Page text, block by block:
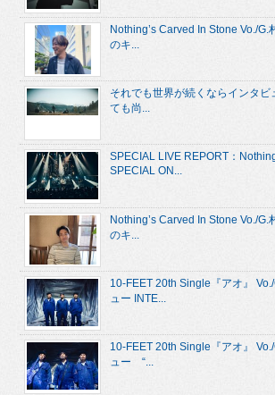
Nothing’s Carved In Stone Vo./G.
のキ...
それでも世界が続くならインタビ
ても尚...
SPECIAL LIVE REPORT：
SPECIAL ON...
Nothing’s Carved In Stone Vo./G.
のキ...
10-FEET 20th Single『アオ』
ュー INTE...
10-FEET 20th Single『アオ』
ュー “...